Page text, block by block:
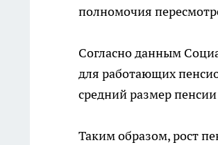
полномочия
Согласно данным
для работающих
средний размер
Таким образом, рост